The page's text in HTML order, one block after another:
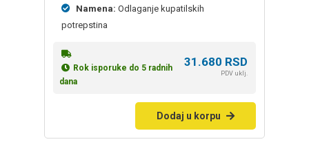
Namena: Odlaganje kupatilskih
potrepstina
Rok isporuke do 5 radnih
dana
31.680 RSD
PDV uklj.
Dodaj u korpu